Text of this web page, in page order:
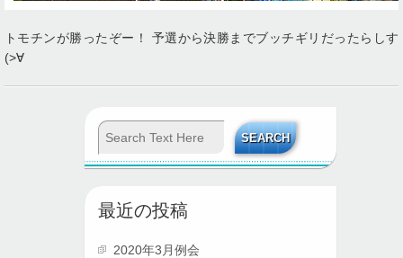
トモチンが勝ったぞー！ 予選から決勝までブッチギリだったらしす
(>∀
最近の投稿
2020年3月例会